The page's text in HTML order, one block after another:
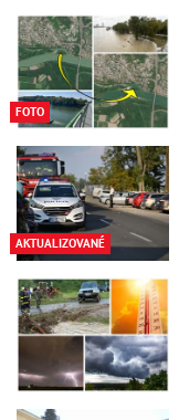
FOTO
AKTUALIZOVANÉ